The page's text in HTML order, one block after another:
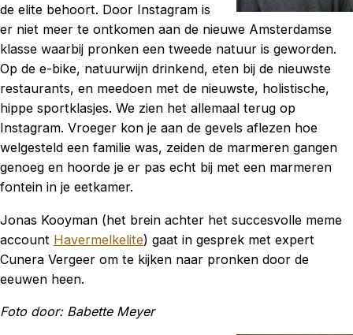
de elite behoort. Door Instagram is
er niet meer te ontkomen aan de nieuwe Amsterdamse
klasse waarbij pronken een tweede natuur is geworden.
Op de e-bike, natuurwijn drinkend, eten bij de nieuwste
restaurants, en meedoen met de nieuwste, holistische,
hippe sportklasjes. We zien het allemaal terug op
Instagram. Vroeger kon je aan de gevels aflezen hoe
welgesteld een familie was, zeiden de marmeren gangen
genoeg en hoorde je er pas echt bij met een marmeren
fontein in je eetkamer.
Jonas Kooyman (het brein achter het succesvolle meme
account Havermelkelite) gaat in gesprek met expert
Cunera Vergeer om te kijken naar pronken door de
eeuwen heen.
Foto door: Babette Meyer